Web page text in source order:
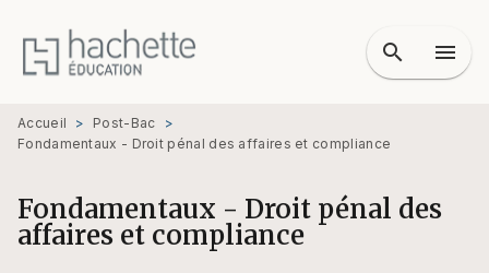
MENU RECHERCHE
PIED DE PAGE
search menu
Accueil > Post-Bac
>
Fondamentaux - Droit pénal des affaires et compliance
Fondamentaux - Droit pénal des
affaires et compliance